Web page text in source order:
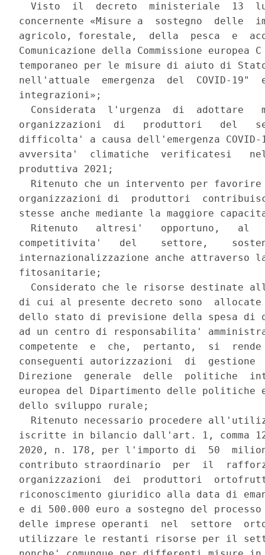
Visto  il  decreto  ministeriale  13
concernente «Misure a  sostegno
agricolo, forestale,  della  pesca  e
Comunicazione della Commissione
temporaneo per le misure di aiuto di
nell'attuale  emergenza  del  COVID-19"
integrazioni»;
Considerata  l'urgenza  di  adottare
organizzazioni  di   produttori   del
difficolta' a causa dell'emergenza
avversita'  climatiche  verificatesi
produttiva 2021;
Ritenuto che un intervento per
organizzazioni di  produttori
stesse anche mediante la maggiore
Ritenuto   altresi'   opportuno,   al
competitivita'   del    settore,
internazionalizzazione anche attraverso
fitosanitarie;
Considerato che le risorse destinate
di cui al presente decreto sono
dello stato di previsione della spesa di
ad un centro di responsabilita'
competente  e  che,  pertanto,  si
conseguenti autorizzazioni  di
Direzione  generale  delle  politiche
europea del Dipartimento delle politiche
dello sviluppo rurale;
Ritenuto necessario procedere
iscritte in bilancio dall'art. 1, comma
2020, n. 178, per l'importo di  50
contributo straordinario  per  il
organizzazioni  dei  produttori
riconoscimento giuridico alla data di
e di 500.000 euro a sostegno del
delle imprese operanti  nel  settore
utilizzare le restanti risorse per il